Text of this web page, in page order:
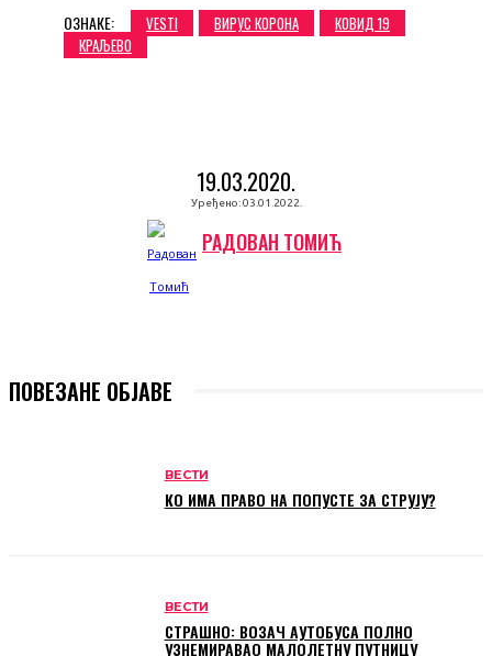
ОЗНАКЕ: VESTI ВИРУС КОРОНА
КОВИД 19
КРАЉЕВО
19.03.2020.
Уређено: 03.01.2022.
РАДОВАН ТОМИЋ
ПОВЕЗАНЕ ОБЈАВЕ
ВЕСТИ
КО ИМА ПРАВО НА ПОПУСТЕ ЗА СТРУЈУ?
ВЕСТИ
СТРАШНО: ВОЗАЧ АУТОБУСА ПОЛНО
УЗНЕМИРАВАО МАЛОЛЕТНУ ПУТНИЦУ